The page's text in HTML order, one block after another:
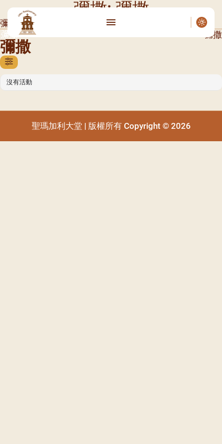
彌撒: 彌撒
彌撒
彌撒
彌撒
彌撒
沒有活動
聖瑪加利大堂 | 版權所有 Copyright © 2026